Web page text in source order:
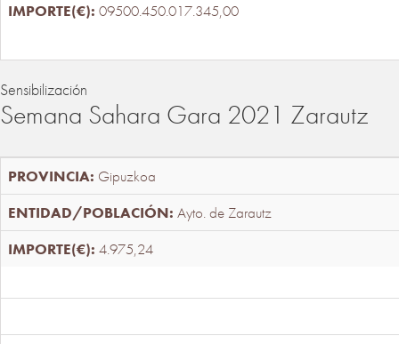
09500.450.017.345,00
Sensibilización
Semana Sahara Gara 2021 Zarautz
Gipuzkoa
Ayto. de Zarautz
4.975,24